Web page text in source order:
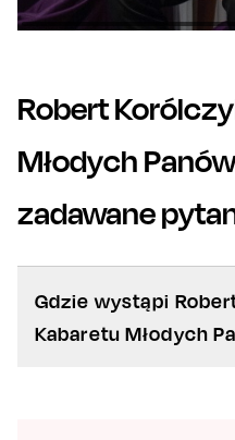
Robert
Młodych Panów
zadawane
Gdzie wystąpi
Kabaretu Młodych